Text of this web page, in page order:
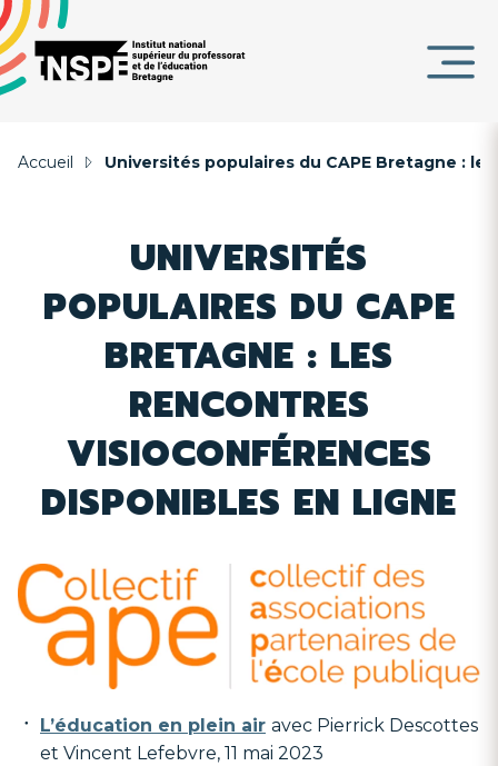
au
contenu
principal
d'Ariane
Accueil Universités populaires du CAPE Bretagne :
UNIVERSITÉS
POPULAIRES DU CAPE
BRETAGNE : LES
RENCONTRES
VISIOCONFÉRENCES
DISPONIBLES EN LIGNE
L’éducation en plein air avec Pierrick Descottes
et Vincent Lefebvre, 11 mai 2023
DE
Panneau de gestion des cookies